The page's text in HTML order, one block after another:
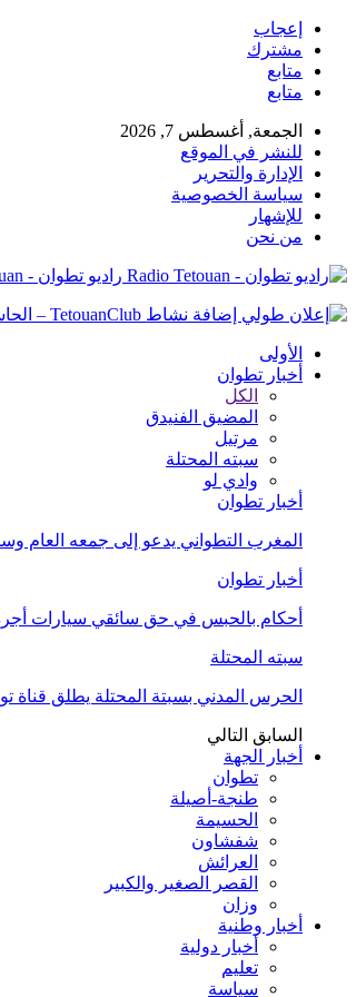
إعجاب
مشترك
متابع
متابع
الجمعة, أغسطس 7, 2026
للنشر في الموقع
الإدارة والتحرير
سياسة الخصوصية
للإشهار
من نحن
راديو تطوان - Radio Tetouan - بـوابتك نـحو الخبر
الأولى
أخبار تطوان
الكل
المضيق الفنيدق
مرتيل
سبته المحتلة
وادي لو
أخبار تطوان
المغرب التطواني يدعو إلى جمعه
أخبار تطوان
أحكام بالحبس في حق سائقي سيارات
سبته المحتلة
الحرس المدني بسبتة المحتلة يطلق قناة
السابق التالي
أخبار الجهة
تطوان
طنجة-أصيلة
الحسيمة
شفشاون
العرائش
القصر الصغير والكبير
وزان
أخبار وطنية
أخبار دولية
تعليم
سياسة